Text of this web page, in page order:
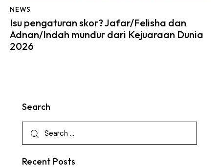
NEWS
Isu pengaturan skor? Jafar/Felisha dan
Adnan/Indah mundur dari Kejuaraan Dunia
2026
Search
Recent Posts